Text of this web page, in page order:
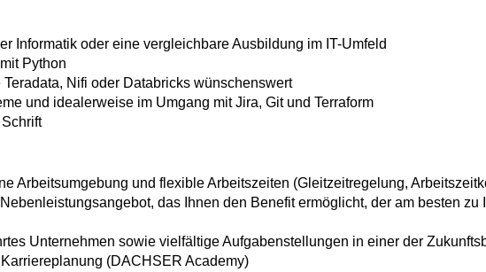
Informatik oder eine vergleichbare Ausbildung im IT-Umfeld
Python
Nifi oder Databricks wünschenswert
und idealerweise im Umgang mit Jira, Git und Terraform
Arbeitsumgebung und flexible Arbeitszeiten (Gleitzeitregelung,
das Ihnen den Benefit ermöglicht, der am besten zu
Unternehmen sowie vielfältige Aufgabenstellungen in einer der
(DACHSER Academy)